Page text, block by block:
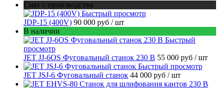
Снят с производства
Быстрый просмотр
JDP-15 (400V) 90 000 руб / шт
В наличии
Быстрый
просмотр
JET JJ-6OS Фуговальный станок 230 В 55 000 руб / шт
Быстрый просмотр
JET JSJ-6 Фуговальный станок 44 000 руб / шт